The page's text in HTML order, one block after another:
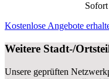
Kostenlose Angebote
Weitere Stadt-/
Unsere geprüften